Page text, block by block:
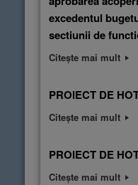
excedentul
sectiunii de
Citește mai mult
PROIECT DE
Citește mai mult
PROIECT DE
Citește mai mult